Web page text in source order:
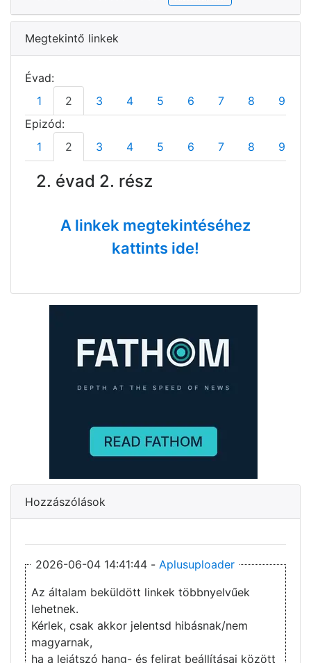
Megtekintő linkek
Évad:
1
2 3 4 5 6 7 8 9
Epizód:
1
2 3 4 5 6 7 8 9
2. évad 2. rész
A linkek megtekintéséhez
kattints ide!
Hozzászólások
2026-06-04 14:41:44 - Aplusuploader
Az általam beküldött linkek többnyelvűek
lehetnek.
Kérlek, csak akkor jelentsd hibásnak/nem
magyarnak,
ha a lejátszó hang- és felirat beállításai között